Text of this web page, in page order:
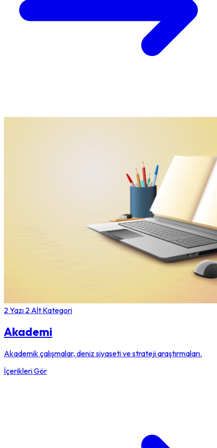
2 Yazı 2 Alt Kategori
Akademi
Akademik çalışmalar, deniz siyaseti ve strateji araştırmaları.
İçerikleri Gör